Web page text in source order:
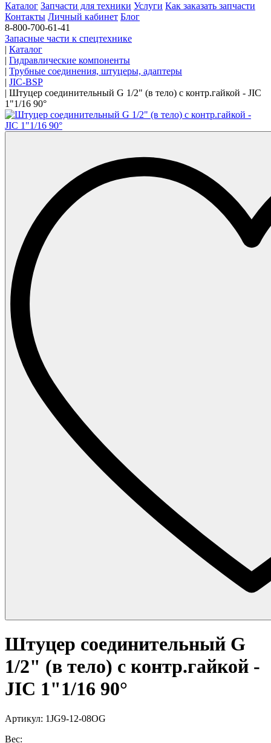
Каталог Запчасти для техники Услуги Как заказать запчасти
Контакты Личный кабинет Блог
8-800-700-61-41
Запасные части к спецтехнике
| Каталог
| Гидравлические компоненты
| Трубные соединения, штуцеры, адаптеры
| JIC-BSP
| Штуцер соединительный G 1/2" (в тело) с контр.гайкой - JIC
1"1/16 90°
Штуцер соединительный G
1/2" (в тело) с контр.гайкой -
JIC 1"1/16 90°
Артикул: 1JG9-12-08OG
Вес: